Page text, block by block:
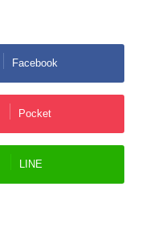
Facebook
Pocket
LINE